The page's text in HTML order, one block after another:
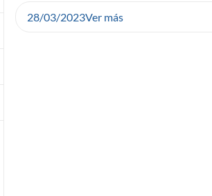
28/03/2023Ver más